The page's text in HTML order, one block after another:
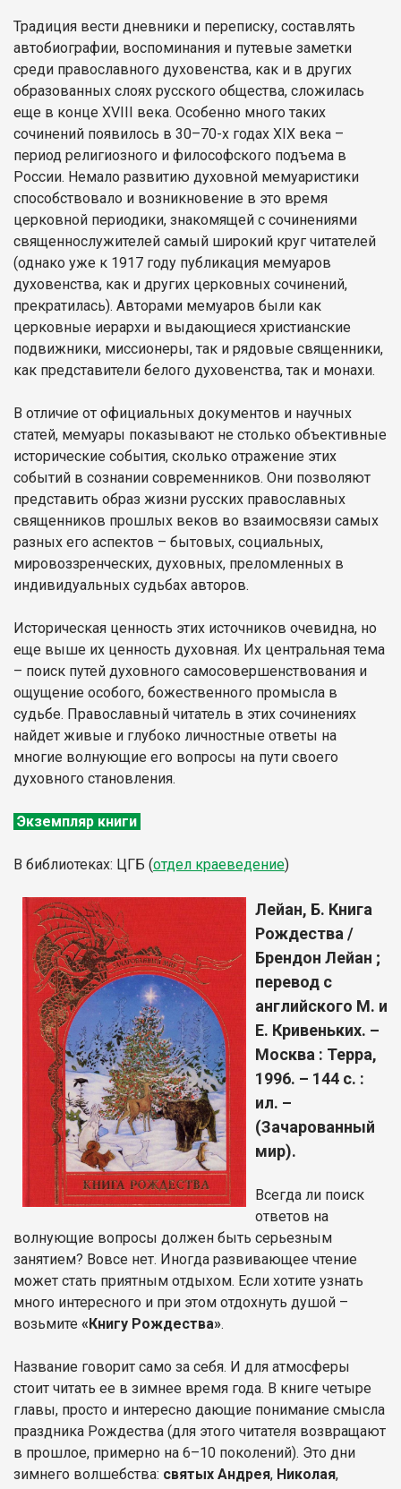
Традиция вести дневники и переписку, составлять
автобиографии, воспоминания и путевые заметки
среди православного духовенства, как и в других
образованных слоях русского общества, сложилась
еще в конце XVIII века. Особенно много таких
сочинений появилось в 30–70-х годах XIX века –
период религиозного и философского подъема в
России. Немало развитию духовной мемуаристики
способствовало и возникновение в это время
церковной периодики, знакомящей с сочинениями
священнослужителей самый широкий круг читателей
(однако уже к 1917 году публикация мемуаров
духовенства, как и других церковных сочинений,
прекратилась). Авторами мемуаров были как
церковные иерархи и выдающиеся христианские
подвижники, миссионеры, так и рядовые священники,
как представители белого духовенства, так и монахи.
В отличие от официальных документов и научных
статей, мемуары показывают не столько объективные
исторические события, сколько отражение этих
событий в сознании современников. Они позволяют
представить образ жизни русских православных
священников прошлых веков во взаимосвязи самых
разных его аспектов – бытовых, социальных,
мировоззренческих, духовных, преломленных в
индивидуальных судьбах авторов.
Историческая ценность этих источников очевидна, но
еще выше их ценность духовная. Их центральная тема
– поиск путей духовного самосовершенствования и
ощущение особого, божественного промысла в
судьбе. Православный читатель в этих сочинениях
найдет живые и глубоко личностные ответы на
многие волнующие его вопросы на пути своего
духовного становления.
Экземпляр книги
В библиотеках: ЦГБ (отдел краеведение)
Лейан, Б. Книга
Рождества /
Брендон Лейан ;
перевод с
английского М. и
Е. Кривеньких. –
Москва : Терра,
1996. – 144 с. :
ил. –
(Зачарованный
мир).
Всегда ли поиск
ответов на
волнующие вопросы должен быть серьезным
занятием? Вовсе нет. Иногда развивающее чтение
может стать приятным отдыхом. Если хотите узнать
много интересного и при этом отдохнуть душой –
возьмите «Книгу Рождества».
Название говорит само за себя. И для атмосферы
стоит читать ее в зимнее время года. В книге четыре
главы, просто и интересно дающие понимание смысла
праздника Рождества (для этого читателя возвращают
в прошлое, примерно на 6–10 поколений). Это дни
зимнего волшебства: святых Андрея, Николая,